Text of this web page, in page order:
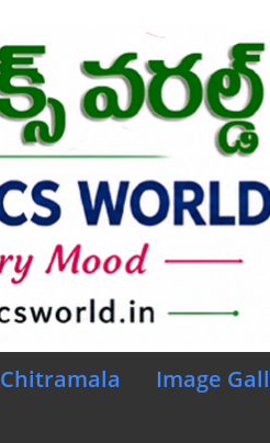
Chitramala Image